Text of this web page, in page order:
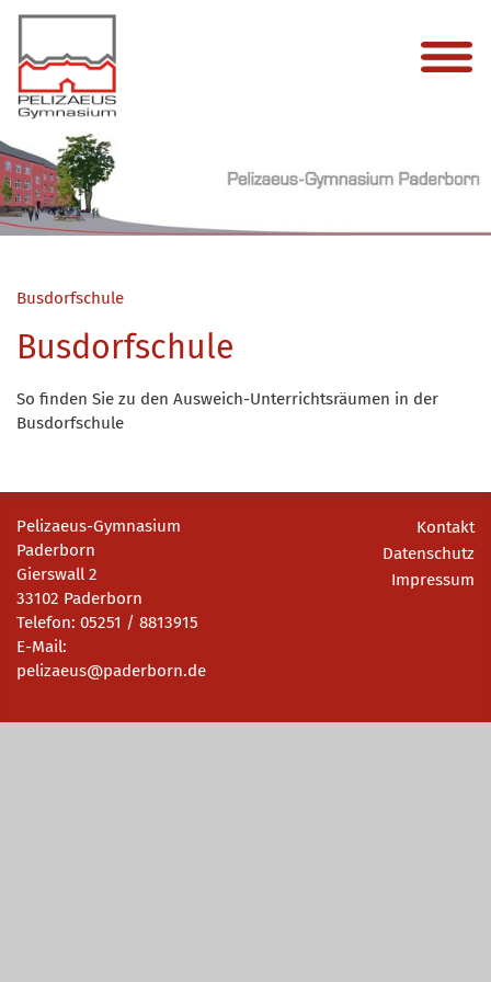
Busdorfschule
Busdorfschule
So finden Sie zu den Ausweich-Unterrichtsräumen in der
Busdorfschule
Pelizaeus-Gymnasium
Paderborn
Gierswall 2
33102 Paderborn
Telefon: 05251 / 8813915
E-Mail:
pelizaeus@paderborn.de
Kontakt
Datenschutz
Impressum